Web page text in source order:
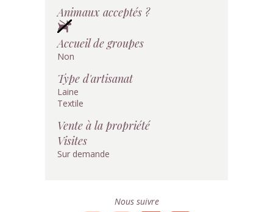
Animaux acceptés ?
Accueil de groupes
Non
Type d'artisanat
Laine
Textile
Vente à la propriété
Visites
Sur demande
Nous suivre